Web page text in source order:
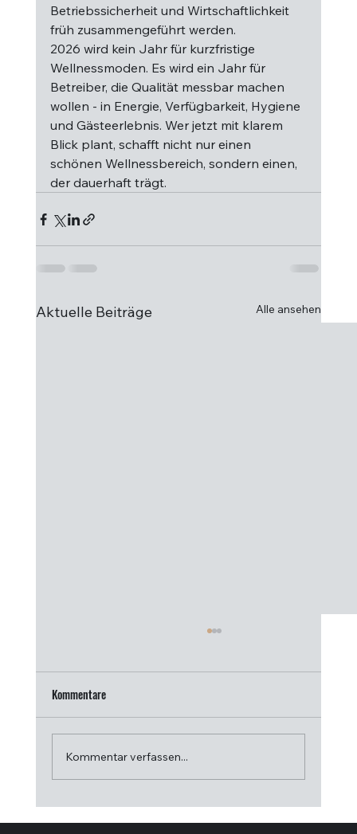
Betriebssicherheit und Wirtschaftlichkeit
früh zusammengeführt werden.
2026 wird kein Jahr für kurzfristige
Wellnessmoden. Es wird ein Jahr für
Betreiber, die Qualität messbar machen
wollen - in Energie, Verfügbarkeit, Hygiene
und Gästeerlebnis. Wer jetzt mit klarem
Blick plant, schafft nicht nur einen
schönen Wellnessbereich, sondern einen,
der dauerhaft trägt.
Aktuelle Beiträge Alle ansehen
Wellnesssteuerungssysteme im Vergleich für
Kommentare
Kommentar verfassen...